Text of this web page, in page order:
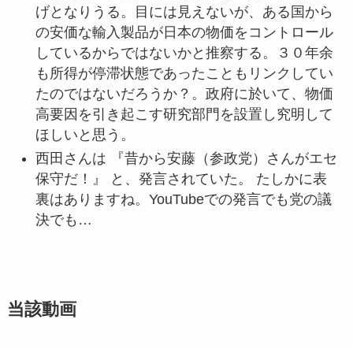
げとなりうる。目には見えないが、ある国から
の安価な輸入製品が日本の物価をコントロール
しているからではないかと推察する。３０年余
も所得が停滞状態であったこともリンクしてい
たのではないだろうか？。政府に於いて、物価
高要因を引き起こす研究部門を設置し究明して
ほしいと思う。
西田さんは 『昔から安藤（参政党）さんがエセ
保守だ！』 と、発言されていた。 たしかに表
裏はありますね。YouTubeでの発言でも党の議
決でも…
当該動画